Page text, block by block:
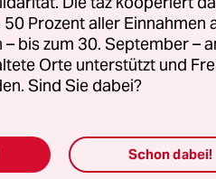
sich über eine
1931 und 2017
Habermas freilich
beklagte. Mochte ihm
als Rückfall in
Prozent aller Einnahmen
– bis zum 30. September –
Orte unterstützt und
Sind Sie dabei?
Schon dabei!